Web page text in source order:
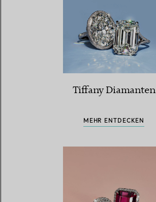
Tiffany Diamanten
MEHR ENTDECKEN